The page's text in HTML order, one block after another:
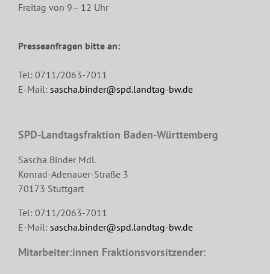
Freitag von 9– 12 Uhr
Presseanfragen bitte an:
Tel: 0711/2063-7011
E-Mail: sascha.binder@spd.landtag-bw.de
SPD-Landtagsfraktion Baden-Württemberg
Sascha Binder MdL
Konrad-Adenauer-Straße 3
70173 Stuttgart
Tel: 0711/2063-7011
E-Mail: sascha.binder@spd.landtag-bw.de
Mitarbeiter:innen Fraktionsvorsitzender: